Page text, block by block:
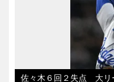
佐々木６回２失点 大リ